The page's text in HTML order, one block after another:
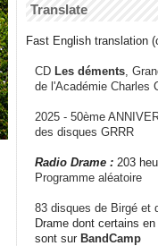
Translate
Fast English translation
CD Les déments ,
de l'Académie Charles
2025 - 50ème
des disques GRRR
Radio Drame : 203
Programme aléatoire
83 disques de Birgé et
Drame dont certains
sont sur BandCamp